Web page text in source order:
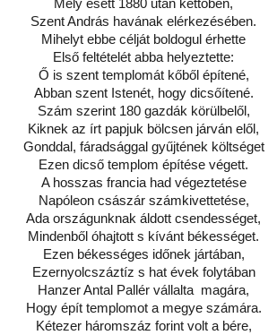
Mely esett 1880 után kettőben,
Szent András havának elérkezésében.
Mihelyt ebbe célját boldogul érhette
Első feltételét abba helyeztette:
Ő is szent templomát kőből építené,
Abban szent Istenét, hogy dicsőítené.
Szám szerint 180 gazdák körülbelől,
Kiknek az írt papjuk bölcsen járván elől,
Gonddal, fáradsággal gyűjtének költséget
Ezen dicső templom építése végett.
A hosszas francia had végeztetése
Napóleon császár számkivettetése,
Ada országunknak áldott csendességet,
Mindenből óhajtott s kívánt békességet.
Ezen békességes időnek jártában,
Ezernyolcszáztíz s hat évek folytában
Hanzer Antal Pallér vállalta magára,
Hogy épít templomot a megye számára.
Kétezer háromszáz forint volt a bére,